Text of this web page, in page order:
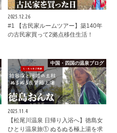
2025.12.26
#1 【古民家ルームツアー】築140年
の古民家買って2拠点移住生活！
中国・四国の温泉ブログ
2025.11.4
【松尾川温泉 日帰り入浴へ】徳島女
ひとり温泉旅① ぬるぬる極上湯を求